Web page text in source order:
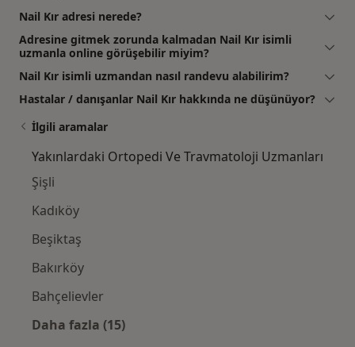
Nail Kır adresi nerede?
Adresine gitmek zorunda kalmadan Nail Kır isimli
uzmanla online görüşebilir miyim?
Nail Kır isimli uzmandan nasıl randevu alabilirim?
Hastalar / danışanlar Nail Kır hakkında ne düşünüyor?
İlgili aramalar
Yakınlardaki Ortopedi Ve Travmatoloji Uzmanları
Şişli
Kadıköy
Beşiktaş
Bakırköy
Bahçelievler
Daha fazla (15)